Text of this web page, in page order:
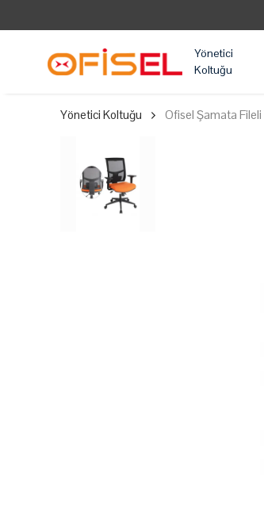
Yönetici
Koltuğu
Yönetici Koltuğu Ofisel Şamata